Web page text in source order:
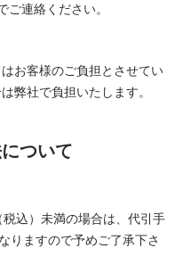
連絡ください。
お客様のご負担とさせてい
弊社で負担いたします。
ついて
込）未満の場合は、代引手
りますので予めご了承下さ